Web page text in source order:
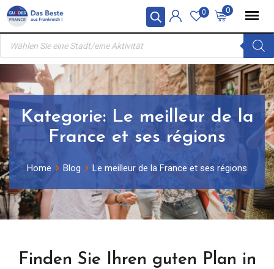
Skip
content
0
0
Products
search
Kategorie: Le meilleur de la
France et ses régions
Home Blog Le meilleur de la France et ses régions
Finden Sie Ihren guten Plan in